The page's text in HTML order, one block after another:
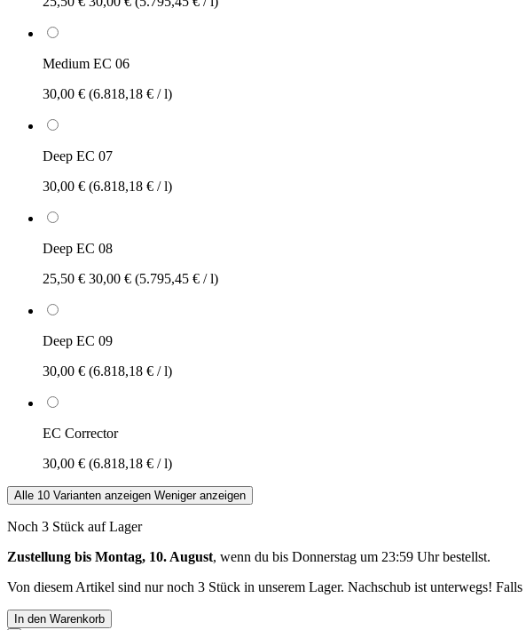
Medium EC 06
30,00 € (6.818,18 € / l)
Deep EC 07
30,00 € (6.818,18 € / l)
Deep EC 08
25,50 € 30,00 € (5.795,45 € / l)
Deep EC 09
30,00 € (6.818,18 € / l)
EC Corrector
30,00 € (6.818,18 € / l)
Alle 10 Varianten anzeigen Weniger anzeigen
Noch 3 Stück auf Lager
Zustellung bis Montag, 10. August, wenn du bis Donnerstag um 23:59 Uhrbestellst.
Von diesem Artikel sind nur noch 3 Stück in unserem Lager. Nachschub ist unterwegs!
In den Warenkorb